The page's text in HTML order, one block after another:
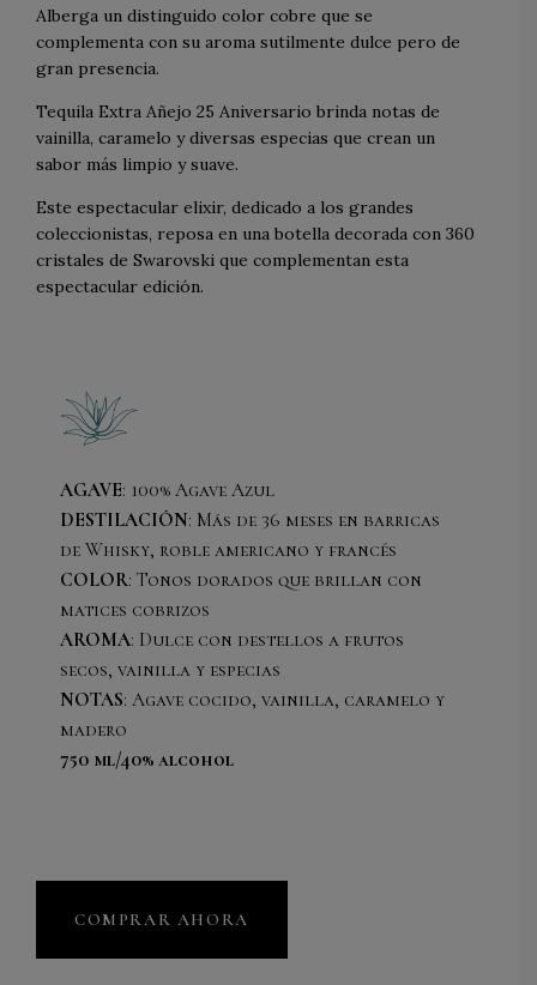
Alberga un distinguido color cobre que se
complementa con su aroma sutilmente dulce pero de
gran presencia.
Tequila Extra Añejo 25 Aniversario brinda notas de
vainilla, caramelo y diversas especias que crean un
sabor más limpio y suave.
Este espectacular elixir, dedicado a los grandes
coleccionistas, reposa en una botella decorada con 360
cristales de Swarovski que complementan esta
espectacular edición.
AGAVE: 100% Agave Azul
DESTILACIÓN: Más de 36 meses en barricas
de Whisky, roble americano y francés
COLOR: Tonos dorados que brillan con
matices cobrizos
AROMA: Dulce con destellos a frutos
secos, vainilla y especias
NOTAS: Agave cocido, vainilla, caramelo y
madero
750 ml/40% alcohol
COMPRAR AHORA